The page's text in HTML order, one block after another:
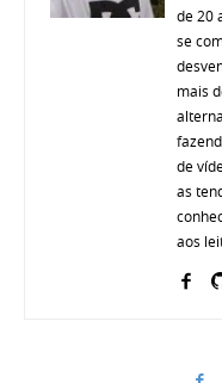
de 20
se
mais
de
as
aos